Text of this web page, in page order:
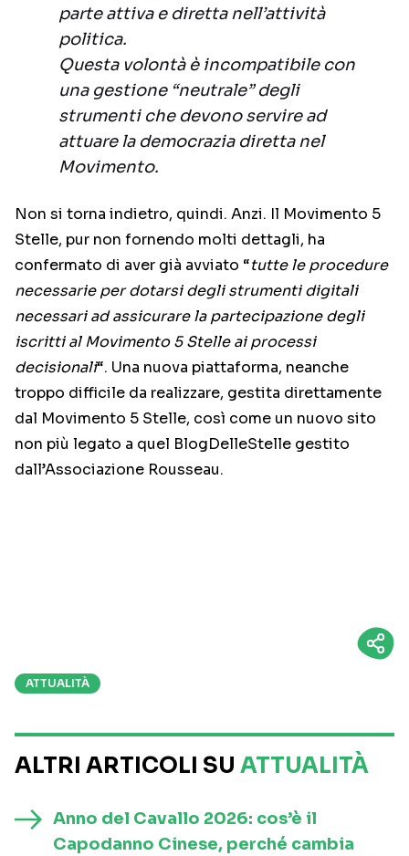
parte attiva e diretta nell’attività
politica.
Questa volontà è incompatibile con
una gestione “neutrale” degli
strumenti che devono servire ad
attuare la democrazia diretta nel
Movimento.
Non si torna indietro, quindi. Anzi. Il Movimento 5
Stelle, pur non fornendo molti dettagli, ha
confermato di aver già avviato “tutte le procedure
necessarie per dotarsi degli strumenti digitali
necessari ad assicurare la partecipazione degli
iscritti al Movimento 5 Stelle ai processi
decisionali“. Una nuova piattaforma, neanche
troppo difficile da realizzare, gestita direttamente
dal Movimento 5 Stelle, così come un nuovo sito
non più legato a quel BlogDelleStelle gestito
dall’Associazione Rousseau.
ATTUALITÀ
ALTRI ARTICOLI SU ATTUALITÀ
Anno del Cavallo 2026: cos’è il
Capodanno Cinese, perché cambia